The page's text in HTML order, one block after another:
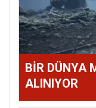
BİR DÜNYA
ALINIYOR